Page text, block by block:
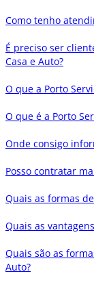
Como tenho
É preciso ser
Casa e Auto?
O que a Porto
O que é a Porto
Onde consigo
Posso contratar
Quais as formas
Quais as
Quais são as
Auto?